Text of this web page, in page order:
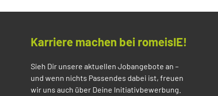
Karriere machen bei romeisIE!
Sieh Dir unsere aktuellen Jobangebote an –
und wenn nichts Passendes dabei ist, freuen
wir uns auch über Deine Initiativbewerbung.